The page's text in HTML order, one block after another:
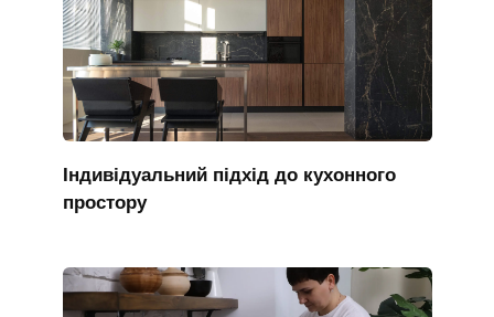
Індивідуальний підхід до кухонного
простору